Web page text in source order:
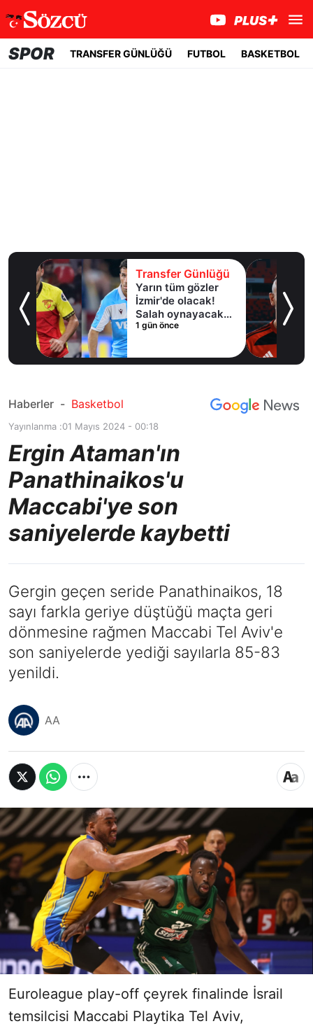
SPOR TRANSFER GÜNLÜĞÜ FUTBOL BASKETBOL
Transfer Günlüğü
Yarın tüm gözler
İzmir'de olacak!
Salah oynayacak
mı?
1 gün önce
Haberler - Basketbol
Yayınlanma :01 Mayıs 2024 - 00:18
Ergin Ataman'ın
Panathinaikos'u
Maccabi'ye son
saniyelerde kaybetti
Gergin geçen seride Panathinaikos, 18
sayı farkla geriye düştüğü maçta geri
dönmesine rağmen Maccabi Tel Aviv'e
son saniyelerde yediği sayılarla 85-83
yenildi.
AA
Euroleague play-off çeyrek finalinde İsrail
temsilcisi Maccabi Playtika Tel Aviv,